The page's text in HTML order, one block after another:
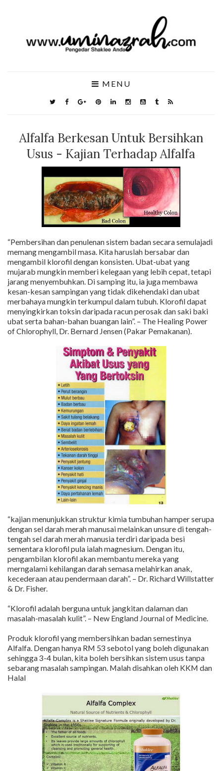
MENU
Alfalfa Berkesan Untuk Bersihkan
Usus - Kajian Terhadap Alfalfa
“Pembersihan dan penulenan sistem badan secara semulajadi
memang mengambil masa. Kita haruslah bersabar dan
mengambil klorofil dengan konsisten. Ubat-ubat yang
mujarab mungkin memberi kelegaan yang lebih cepat, tetapi
jarang menyembuhkan. Di samping itu, ia juga membawa
kesan-kesan sampingan yang tidak dikehendaki dan ubat
merbahaya mungkin terkumpul dalam tubuh. Klorofil dapat
menyingkirkan toksin daripada racun perosak dan saki baki
ubat serta bahan-bahan buangan lain”. – The Healing Power
of Chlorophyll, Dr. Bernard Jensen (Pakar Pemakanan).
“kajian menunjukkan struktur kimia tumbuhan hamper serupa
dengan sel darah merah manusai melainkan unsure di tengah-
tengah sel darah merah manusia terdiri daripada besi
sementara klorofil pula ialah magnesium. Dengan itu,
pengambilan klorofil akan membantu mereka yang
merngalami kehilangan darah semasa melahirkan anak,
kecederaan atau pendermaan darah”. – Dr. Richard Willstatter
& Dr. Fisher.
“Klorofil adalah berguna untuk jangkitan dalaman dan
masalah-masalah kulit”. – New England Journal of Medicine.
Produk klorofil yang membersihkan badan semestinya
Alfalfa. Dengan hanya RM 53 sebotol yang boleh digunakan
sehingga 3-4 bulan, kita boleh bersihkan sistem usus tanpa
sebarang masalah sampingan. Malah disahkan oleh KKM dan
Halal